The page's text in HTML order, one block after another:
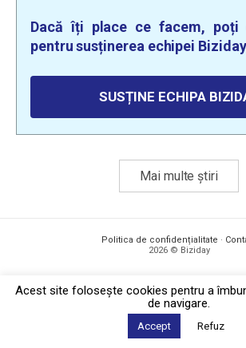
Dacă îți place ce facem, poți
pentru susținerea echipei
SUSȚINE ECHIPA
Mai multe știri
Politica de confidențialitate ·
2026 © Biziday
Acest site foloseşte cookies pentru a
de navigare.
Accept Refuz